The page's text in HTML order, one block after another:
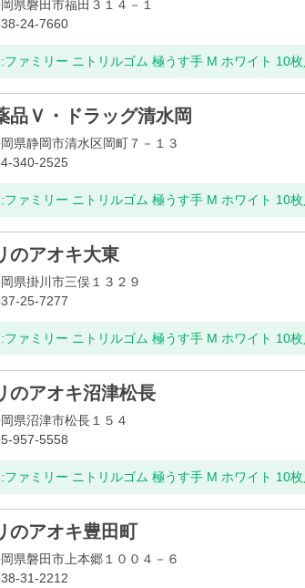
県磐田市福田３１４－１
24-7660
ファミリー ニトリルゴム 極うす手 M ホワイト 10枚
品Ｖ・ドラッグ清水岡
県静岡市清水区岡町７－１３
340-2525
ファミリー ニトリルゴム 極うす手 M ホワイト 10枚
のアオキ大東
県掛川市三俣１３２９
25-7277
ファミリー ニトリルゴム 極うす手 M ホワイト 10枚
のアオキ沼津松長
県沼津市松長１５４
957-5558
ファミリー ニトリルゴム 極うす手 M ホワイト 10枚
のアオキ豊田町
県磐田市上本郷１００４－６
31-2212